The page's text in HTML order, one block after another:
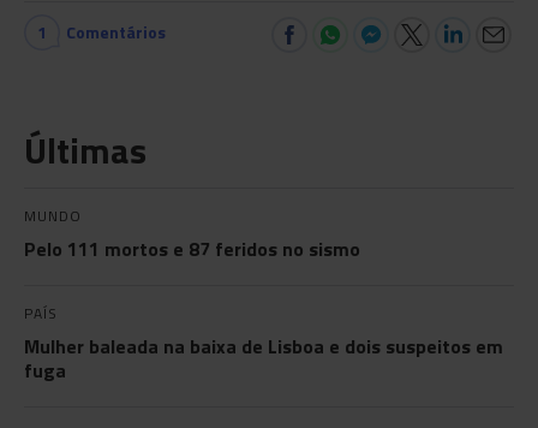
1 Comentários
Últimas
MUNDO
Pelo 111 mortos e 87 feridos no sismo
PAÍS
Mulher baleada na baixa de Lisboa e dois suspeitos em
fuga